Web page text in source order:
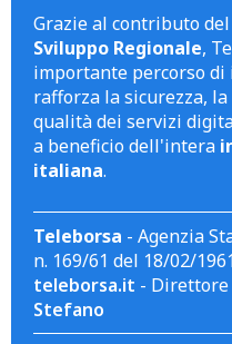
Grazie al contributo del
Sviluppo Regionale,
importante percorso di
rafforza la sicurezza,
qualità dei servizi
a beneficio dell'intera
italiana.
Teleborsa - Agenzia
n. 169/61 del 18/02/
teleborsa.it - Direttore
Stefano